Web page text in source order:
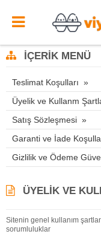
İÇERIK MENÜ
Teslimat Koşulları
Üyelik ve Kullanm
Satış Sözleşmesi
Garanti ve İade
Gizlilik ve Ödeme
ÜYELIK VE
Sitenin genel kullanım
sorumluluklar